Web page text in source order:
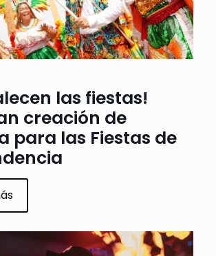
las fiestas!
creación de
para las Fiestas de